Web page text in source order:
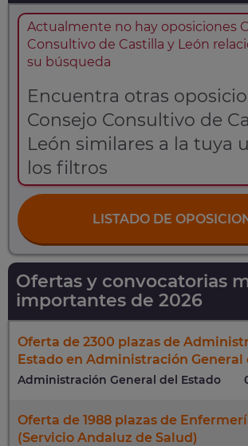
Actualmente no hay oposiciones
Consultivo de Castilla y León
su búsqueda
Encuentra otras
Consejo Consultivo de
León similares a la tuya
los filtros
LISTADO DE
Ofertas y convocatorias
importantes de 2026
Oferta de 2300 plazas de
Estado en Administración General
Administración General del Estado
Oferta de 1988 plazas de
(Servicio Andaluz de Salud)